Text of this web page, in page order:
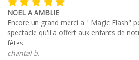
NOEL A AMBLIE
Encore un grand merci a " Magic Flash"
spectacle qu'il a offert aux enfants de
fêtes .
chantal b.